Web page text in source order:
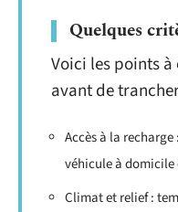
Quelques
Voici les points
avant de
Accès à la
véhicule à
Climat et relief :